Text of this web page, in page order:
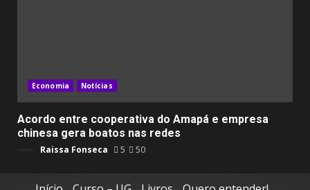
Economia Notícias
Acordo entre cooperativa do Amapá e empresa
chinesa gera boatos nas redes
Raissa Fonseca 5 50